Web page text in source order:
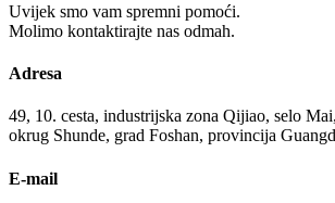
Uvijek smo vam spremni pomoći.
Molimo kontaktirajte nas odmah.
Adresa
49, 10. cesta, industrijska zona Qijiao, selo
okrug Shunde, grad Foshan, provincija
E-mail